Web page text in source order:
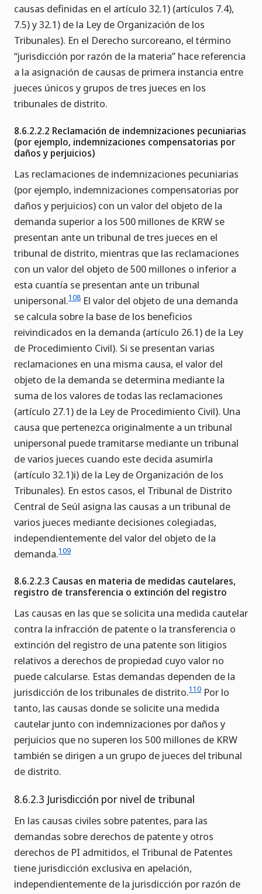
causas definidas en el artículo 32.1) (artículos 7.4),
7.5) y 32.1) de la Ley de Organización de los
Tribunales). En el Derecho surcoreano, el término
“jurisdicción por razón de la materia” hace referencia
a la asignación de causas de primera instancia entre
jueces únicos y grupos de tres jueces en los
tribunales de distrito.
8.6.2.2.2 Reclamación de indemnizaciones pecuniarias
(por ejemplo, indemnizaciones compensatorias por
daños y perjuicios)
Las reclamaciones de indemnizaciones pecuniarias
(por ejemplo, indemnizaciones compensatorias por
daños y perjuicios) con un valor del objeto de la
demanda superior a los 500 millones de KRW se
presentan ante un tribunal de tres jueces en el
tribunal de distrito, mientras que las reclamaciones
con un valor del objeto de 500 millones o inferior a
esta cuantía se presentan ante un tribunal
unipersonal.108 El valor del objeto de una demanda
se calcula sobre la base de los beneficios
reivindicados en la demanda (artículo 26.1) de la Ley
de Procedimiento Civil). Si se presentan varias
reclamaciones en una misma causa, el valor del
objeto de la demanda se determina mediante la
suma de los valores de todas las reclamaciones
(artículo 27.1) de la Ley de Procedimiento Civil). Una
causa que pertenezca originalmente a un tribunal
unipersonal puede tramitarse mediante un tribunal
de varios jueces cuando este decida asumirla
(artículo 32.1)i) de la Ley de Organización de los
Tribunales). En estos casos, el Tribunal de Distrito
Central de Seúl asigna las causas a un tribunal de
varios jueces mediante decisiones colegiadas,
independientemente del valor del objeto de la
demanda.109
8.6.2.2.3 Causas en materia de medidas cautelares,
registro de transferencia o extinción del registro
Las causas en las que se solicita una medida cautelar
contra la infracción de patente o la transferencia o
extinción del registro de una patente son litigios
relativos a derechos de propiedad cuyo valor no
puede calcularse. Estas demandas dependen de la
jurisdicción de los tribunales de distrito.110 Por lo
tanto, las causas donde se solicite una medida
cautelar junto con indemnizaciones por daños y
perjuicios que no superen los 500 millones de KRW
también se dirigen a un grupo de jueces del tribunal
de distrito.
8.6.2.3 Jurisdicción por nivel de tribunal
En las causas civiles sobre patentes, para las
demandas sobre derechos de patente y otros
derechos de PI admitidos, el Tribunal de Patentes
tiene jurisdicción exclusiva en apelación,
independientemente de la jurisdicción por razón de